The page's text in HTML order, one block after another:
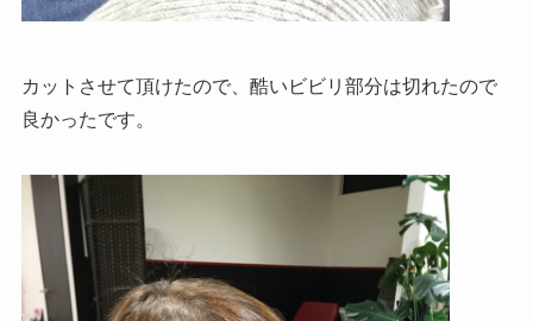
カットさせて頂けたので、酷いビビリ部分は切れたので
良かったです。